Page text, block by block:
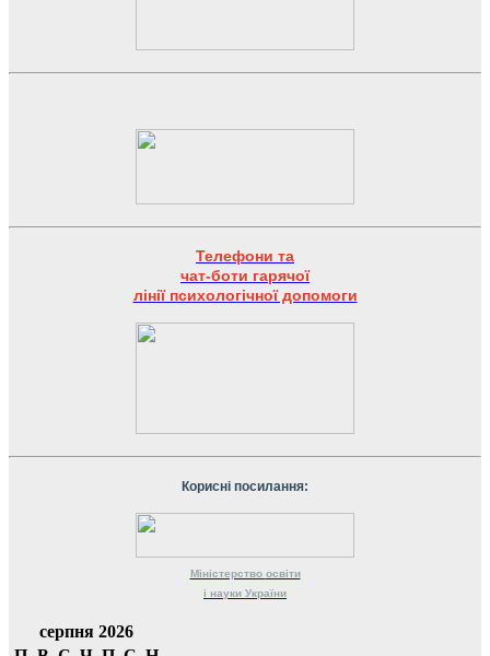
Телефони та
чат-боти гарячої
лінії психологічної допомоги
Корисні посилання:
Міністерство освіти
і науки України
серпня 2026